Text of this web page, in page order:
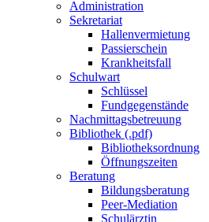
Administration
Sekretariat
Hallenvermietung
Passierschein
Krankheitsfall
Schulwart
Schlüssel
Fundgegenstände
Nachmittagsbetreuung
Bibliothek (.pdf)
Bibliotheksordnung
Öffnungszeiten
Beratung
Bildungsberatung
Peer-Mediation
Schulärztin